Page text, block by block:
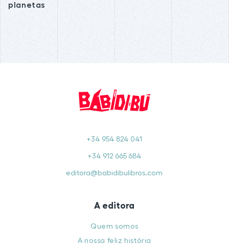
planetas
+34 954 824 041
+34 912 665 684
editora@babidibulibros.com
A editora
Quem somos
A nossa feliz história